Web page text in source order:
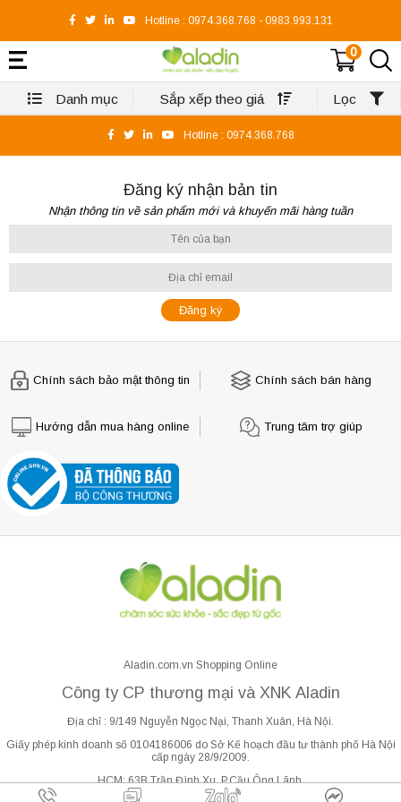
Hotline : 0974.368.768 - 0983.993.131
0
Danh mục Sắp xếp theo giá Lọc
Hotline : 0974.368.768
Đăng ký nhận bản tin
Nhận thông tin về sản phẩm mới và khuyến mãi hàng tuần
Chính sách bảo mật thông tin Chính sách bán hàng
Hướng dẫn mua hàng online Trung tâm trợ giúp
Aladin.com.vn Shopping Online
Công ty CP thương mại và XNK Aladin
Địa chỉ : 9/149 Nguyễn Ngọc Nại, Thanh Xuân, Hà Nội.
Giấy phép kinh doanh số 0104186006 do Sở Kế hoạch đầu tư thành phố Hà Nội
cấp ngày 28/9/2009.
HCM: 63B Trần Đình Xu, P.Cầu Ông Lãnh.